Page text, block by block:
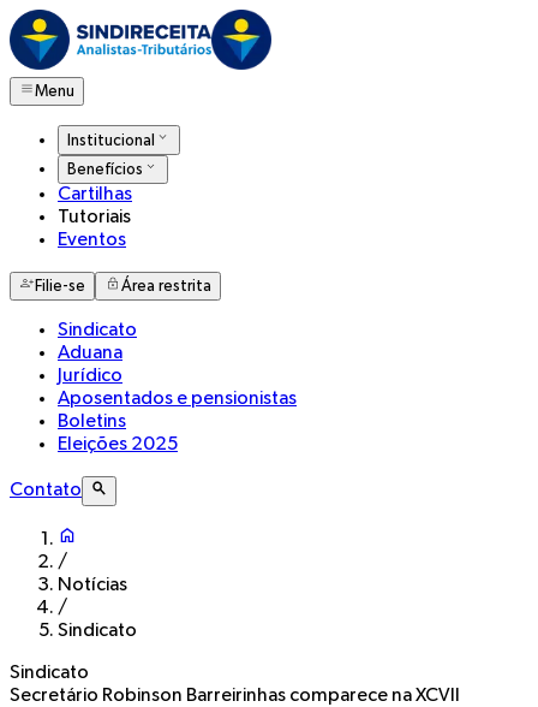
Menu
Institucional
Benefícios
Cartilhas
Tutoriais
Eventos
Filie-se Área restrita
Sindicato
Aduana
Jurídico
Aposentados e pensionistas
Boletins
Eleições 2025
Contato
/
Notícias
/
Sindicato
Sindicato
Secretário Robinson Barreirinhas comparece na XCVII